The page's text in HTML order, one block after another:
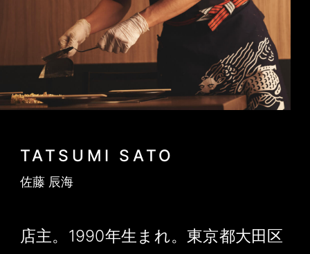
TATSUMI SATO
佐藤 辰海
店主。1990年生まれ。東京都大田区